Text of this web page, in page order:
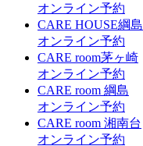
オンライン予約
CARE HOUSE綱島
オンライン予約
CARE room茅ヶ崎
オンライン予約
CARE room 綱島
オンライン予約
CARE room 湘南台
オンライン予約